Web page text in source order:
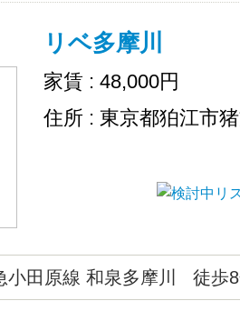
リベ多摩川
家賃 : 48,000円
住所 : 東京都狛江市
小田原線 和泉多摩川 徒歩